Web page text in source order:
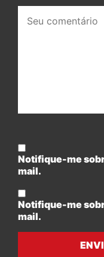
comentário:
Notifique-me
mail.
Notifique-me
mail.